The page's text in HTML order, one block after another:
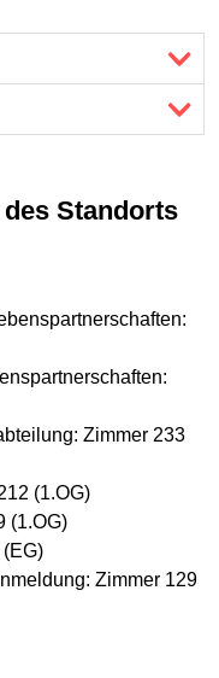
Standorts
Zimmer 233
(1.OG)
(1.OG)
Zimmer 129